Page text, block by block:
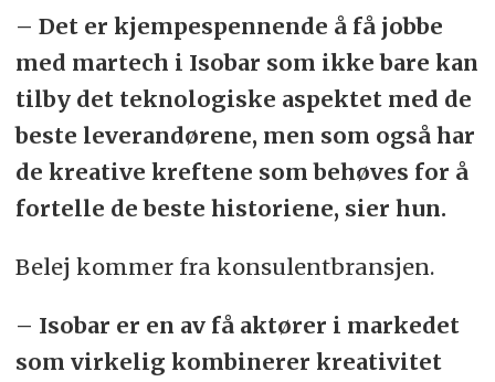
– Det er kjempespennende å få jobbe
med martech i Isobar som ikke bare kan
tilby det teknologiske aspektet med de
beste leverandørene, men som også har
de kreative kreftene som behøves for å
fortelle de beste historiene, sier hun.
Belej kommer fra konsulentbransjen.
– Isobar er en av få aktører i markedet
som virkelig kombinerer kreativitet